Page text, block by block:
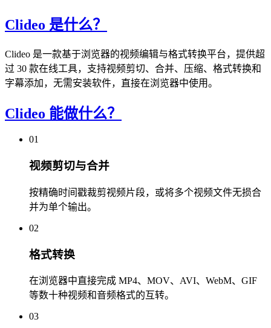
Clideo 是什么？
Clideo 是一款基于浏览器的视频编辑与格式转换平台，提供超
过 30 款在线工具，支持视频剪切、合并、压缩、格式转换和
字幕添加，无需安装软件，直接在浏览器中使用。
Clideo 能做什么？
01
视频剪切与合并
按精确时间戳裁剪视频片段，或将多个视频文件无损合
并为单个输出。
02
格式转换
在浏览器中直接完成 MP4、MOV、AVI、WebM、GIF
等数十种视频和音频格式的互转。
03